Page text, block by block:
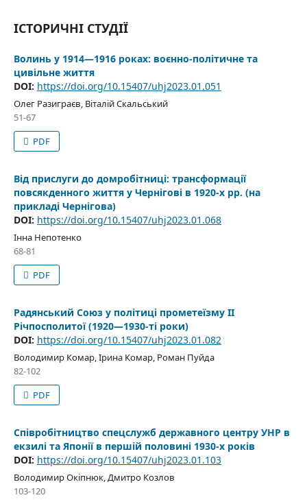
ІСТОРИЧНІ СТУДІЇ
Волинь у 1914—1916 роках: воєнно-політичне та
цивільне життя
DOI: https://doi.org/10.15407/uhj2023.01.051
Олег Разиграєв, Віталій Скальський
51-67
PDF
Від прислуги до домробітниці: трансформації
повсякденного життя у Чернігові в 1920-х рр. (на
прикладі Чернігова)
DOI: https://doi.org/10.15407/uhj2023.01.068
Інна Непотенко
68-81
PDF
Радянський Союз у політиці прометеїзму II
Річпосполитої (1920—1930-ті роки)
DOI: https://doi.org/10.15407/uhj2023.01.082
Володимир Комар, Ірина Комар, Роман Пуйда
82-102
PDF
Співробітництво спецслужб державного центру УНР в
екзилі та Японії в першій половині 1930-х років
DOI: https://doi.org/10.15407/uhj2023.01.103
Володимир Окіпнюк, Дмитро Козлов
103-120